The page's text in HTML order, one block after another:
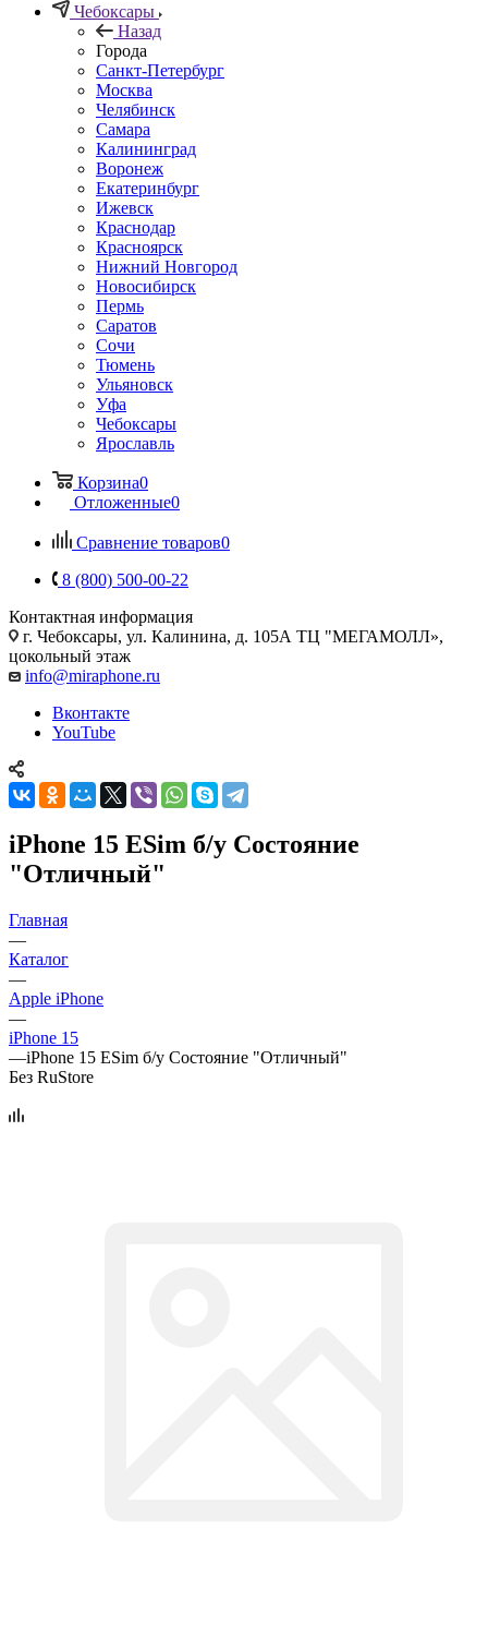
Чебоксары
Назад
Города
Санкт-Петербург
Москва
Челябинск
Самара
Калининград
Воронеж
Екатеринбург
Ижевск
Краснодар
Красноярск
Нижний Новгород
Новосибирск
Пермь
Саратов
Сочи
Тюмень
Ульяновск
Уфа
Чебоксары
Ярославль
Корзина0
Отложенные0
Сравнение товаров0
8 (800) 500-00-22
Контактная информация
г. Чебоксары, ул. Калинина, д. 105А ТЦ "МЕГАМОЛЛ»,
цокольный этаж
info@miraphone.ru
Вконтакте
YouTube
iPhone 15 ESim б/у Состояние
"Отличный"
Главная
—
Каталог
—
Apple iPhone
—
iPhone 15
—iPhone 15 ESim б/у Состояние "Отличный"
Без RuStore